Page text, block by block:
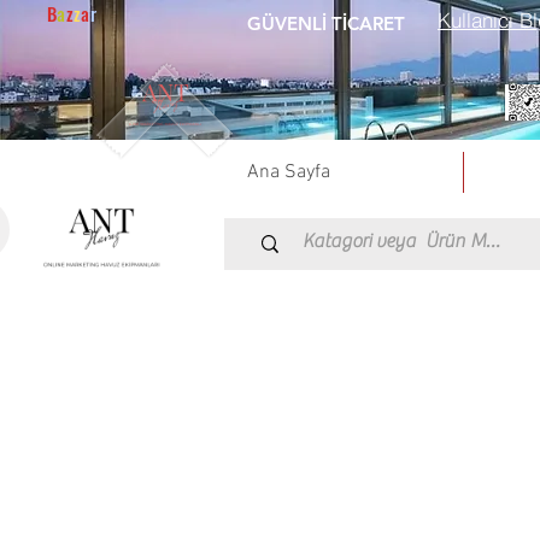
Bazzar GÜVENLİ TİCARET Kullanıcı
Ana Sayfa